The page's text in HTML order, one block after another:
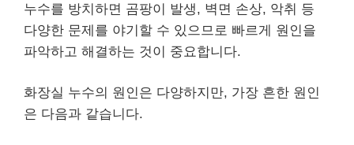
누수를 방치하면 곰팡이 발생, 벽면 손상, 악취 등
다양한 문제를 야기할 수 있으므로 빠르게 원인을
파악하고 해결하는 것이 중요합니다.
화장실 누수의 원인은 다양하지만, 가장 흔한 원인
은 다음과 같습니다.